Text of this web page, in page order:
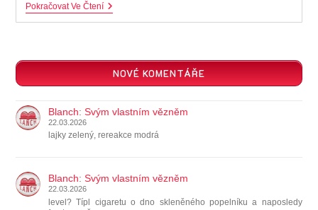
Pokračovat Ve Čtení1.
NOVÉ KOMENTÁŘE
Blanch: Svým vlastním vězněm
22.03.2026
lajky zelený, rereakce modrá
Blanch: Svým vlastním vězněm
22.03.2026
level? Típl cigaretu o dno skleněného popelníku a naposledy